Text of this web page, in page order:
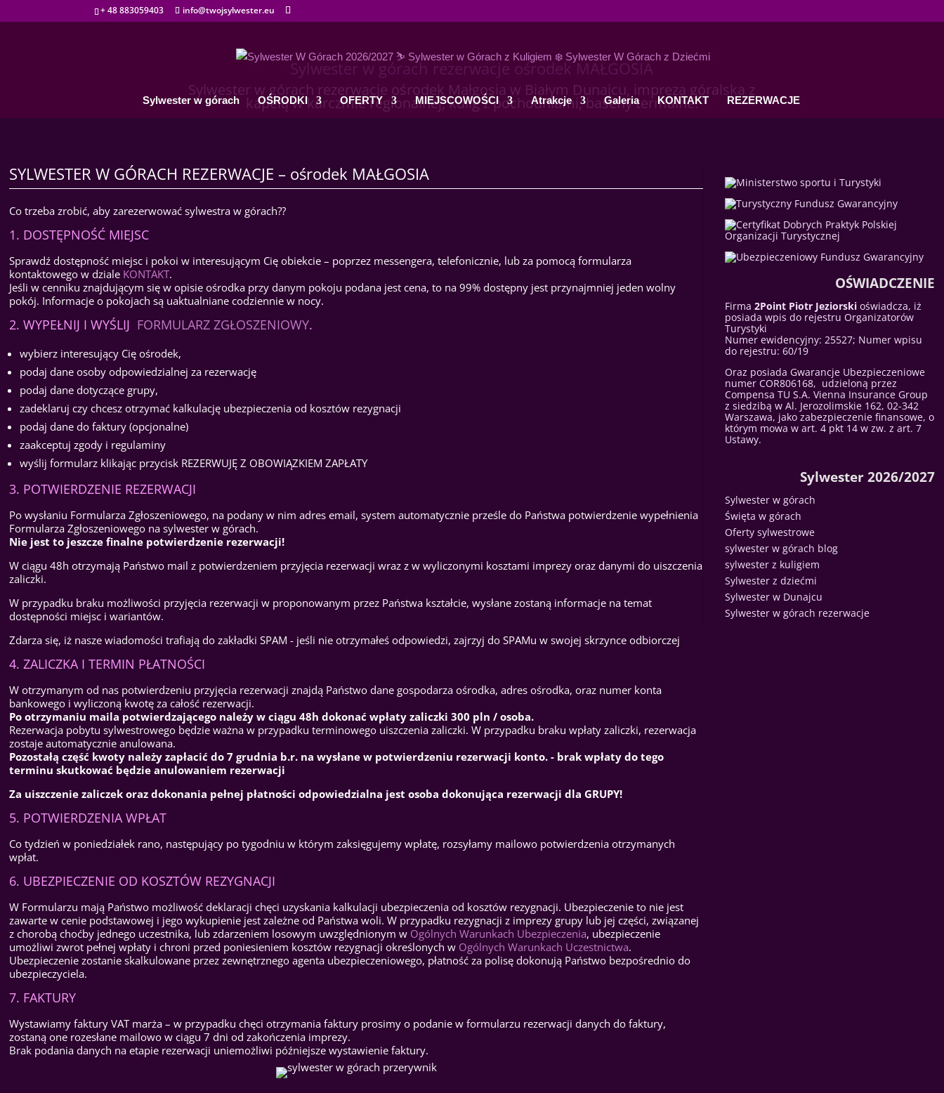
+ 48 883059403 info@twojsylwester.eu
Sylwester w górach OŚRODKI OFERTY MIEJSCOWOŚCI Atrakcje Galeria KONTAKT REZERWACJE
Sylwester w górach rezerwacje ośrodek MAŁGOSIA
Sylwester w górach rezerwacje ośrodek Małgosia w Białym Dunajcu, impreza góralska z
kapelą w karczmie regionalnej, kulig z pochodniami, baseny termalne!
SYLWESTER W GÓRACH REZERWACJE – ośrodek MAŁGOSIA
Co trzeba zrobić, aby zarezerwować sylwestra w górach??
1. DOSTĘPNOŚĆ MIEJSC
Sprawdź dostępność miejsc i pokoi w interesującym Cię obiekcie – poprzez messengera, telefonicznie, lub za pomocą formularza
kontaktowego w dziale KONTAKT.
Jeśli w cenniku znajdującym się w opisie ośrodka przy danym pokoju podana jest cena, to na 99% dostępny jest przynajmniej jeden wolny
pokój. Informacje o pokojach są uaktualniane codziennie w nocy.
2. WYPEŁNIJ I WYŚLIJ FORMULARZ ZGŁOSZENIOWY.
wybierz interesujący Cię ośrodek,
podaj dane osoby odpowiedzialnej za rezerwację
podaj dane dotyczące grupy,
zadeklaruj czy chcesz otrzymać kalkulację ubezpieczenia od kosztów rezygnacji
podaj dane do faktury (opcjonalne)
zaakceptuj zgody i regulaminy
wyślij formularz klikając przycisk REZERWUJĘ Z OBOWIĄZKIEM ZAPŁATY
3. POTWIERDZENIE REZERWACJI
Po wysłaniu Formularza Zgłoszeniowego, na podany w nim adres email, system automatycznie prześle do Państwa potwierdzenie wypełnienia
Formularza Zgłoszeniowego na sylwester w górach.
Nie jest to jeszcze finalne potwierdzenie rezerwacji!
W ciągu 48h otrzymają Państwo mail z potwierdzeniem przyjęcia rezerwacji wraz z w wyliczonymi kosztami imprezy oraz danymi do uiszczenia
zaliczki.
W przypadku braku możliwości przyjęcia rezerwacji w proponowanym przez Państwa kształcie, wysłane zostaną informacje na temat
dostępności miejsc i wariantów.
Zdarza się, iż nasze wiadomości trafiają do zakładki SPAM - jeśli nie otrzymałeś odpowiedzi, zajrzyj do SPAMu w swojej skrzynce odbiorczej
4. ZALICZKA I TERMIN PŁATNOŚCI
W otrzymanym od nas potwierdzeniu przyjęcia rezerwacji znajdą Państwo dane gospodarza ośrodka, adres ośrodka, oraz numer konta
bankowego i wyliczoną kwotę za całość rezerwacji.
Po otrzymaniu maila potwierdzającego należy w ciągu 48h dokonać wpłaty zaliczki 300 pln / osoba.
Rezerwacja pobytu sylwestrowego będzie ważna w przypadku terminowego uiszczenia zaliczki. W przypadku braku wpłaty zaliczki, rezerwacja
zostaje automatycznie anulowana.
Pozostałą część kwoty należy zapłacić do 7 grudnia b.r. na wysłane w potwierdzeniu rezerwacji konto. - brak wpłaty do tego
terminu skutkować będzie anulowaniem rezerwacji
Za uiszczenie zaliczek oraz dokonania pełnej płatności odpowiedzialna jest osoba dokonująca rezerwacji dla GRUPY!
5. POTWIERDZENIA WPŁAT
Co tydzień w poniedziałek rano, następujący po tygodniu w którym zaksięgujemy wpłatę, rozsyłamy mailowo potwierdzenia otrzymanych
wpłat.
6. UBEZPIECZENIE OD KOSZTÓW REZYGNACJI
W Formularzu mają Państwo możliwość deklaracji chęci uzyskania kalkulacji ubezpieczenia od kosztów rezygnacji. Ubezpieczenie to nie jest
zawarte w cenie podstawowej i jego wykupienie jest zależne od Państwa woli. W przypadku rezygnacji z imprezy grupy lub jej części, związanej
z chorobą choćby jednego uczestnika, lub zdarzeniem losowym uwzględnionym w Ogólnych Warunkach Ubezpieczenia, ubezpieczenie
umożliwi zwrot pełnej wpłaty i chroni przed poniesieniem kosztów rezygnacji określonych w Ogólnych Warunkach Uczestnictwa.
Ubezpieczenie zostanie skalkulowane przez zewnętrznego agenta ubezpieczeniowego, płatność za polisę dokonują Państwo bezpośrednio do
ubezpieczyciela.
7. FAKTURY
Wystawiamy faktury VAT marża – w przypadku chęci otrzymania faktury prosimy o podanie w formularzu rezerwacji danych do faktury,
zostaną one rozesłane mailowo w ciągu 7 dni od zakończenia imprezy.
Brak podania danych na etapie rezerwacji uniemożliwi późniejsze wystawienie faktury.
OŚWIADCZENIE
Firma2Point Piotr Jeziorski oświadcza, iż
posiada wpis do rejestru Organizatorów
Turystyki
Numer ewidencyjny: 25527; Numer wpisu
do rejestru: 60/19
Oraz posiada Gwarancje Ubezpieczeniowe
numer COR806168, udzieloną przez
Compensa TU S.A. Vienna Insurance Group
z siedzibą w Al. Jerozolimskie 162, 02-342
Warszawa, jako zabezpieczenie finansowe, o
którym mowa w art. 4 pkt 14 w zw. z art. 7
Ustawy.
Sylwester 2026/2027
Sylwester w górach
Święta w górach
Oferty sylwestrowe
sylwester w górach blog
sylwester z kuligiem
Sylwester z dziećmi
Sylwester w Dunajcu
Sylwester w górach rezerwacje